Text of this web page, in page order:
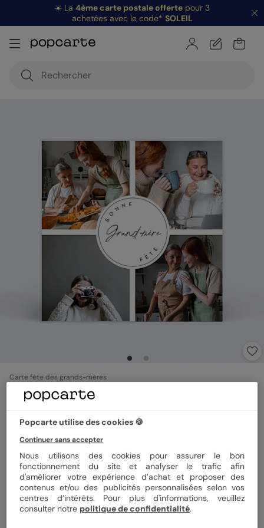
☀️ La 4ème carte postale offerte pour 3
achetées avec le code* SOLEIL
Carte fête des grands-mères
Magnet Pastille d'Amour
Format
Quantité 1 magnet
Popcarte utilise des cookies 🍪
Continuer sans accepter
Nous utilisons des cookies pour assurer le bon
fonctionnement du site et analyser le trafic afin
d'améliorer votre expérience d’achat et proposer des
contenus et/ou des publicités personnalisées selon vos
centres d’intérêts. Pour plus d'informations, veuillez
consulter notre politique de confidentialité.